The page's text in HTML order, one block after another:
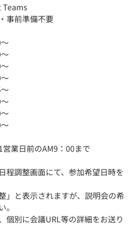
Teams
事前準備不要
～
業日前のAM9：00まで
程調整画面にて、参加希望日時を
」と表示されますが、説明会の希
個別に会議URL等の詳細をお送り